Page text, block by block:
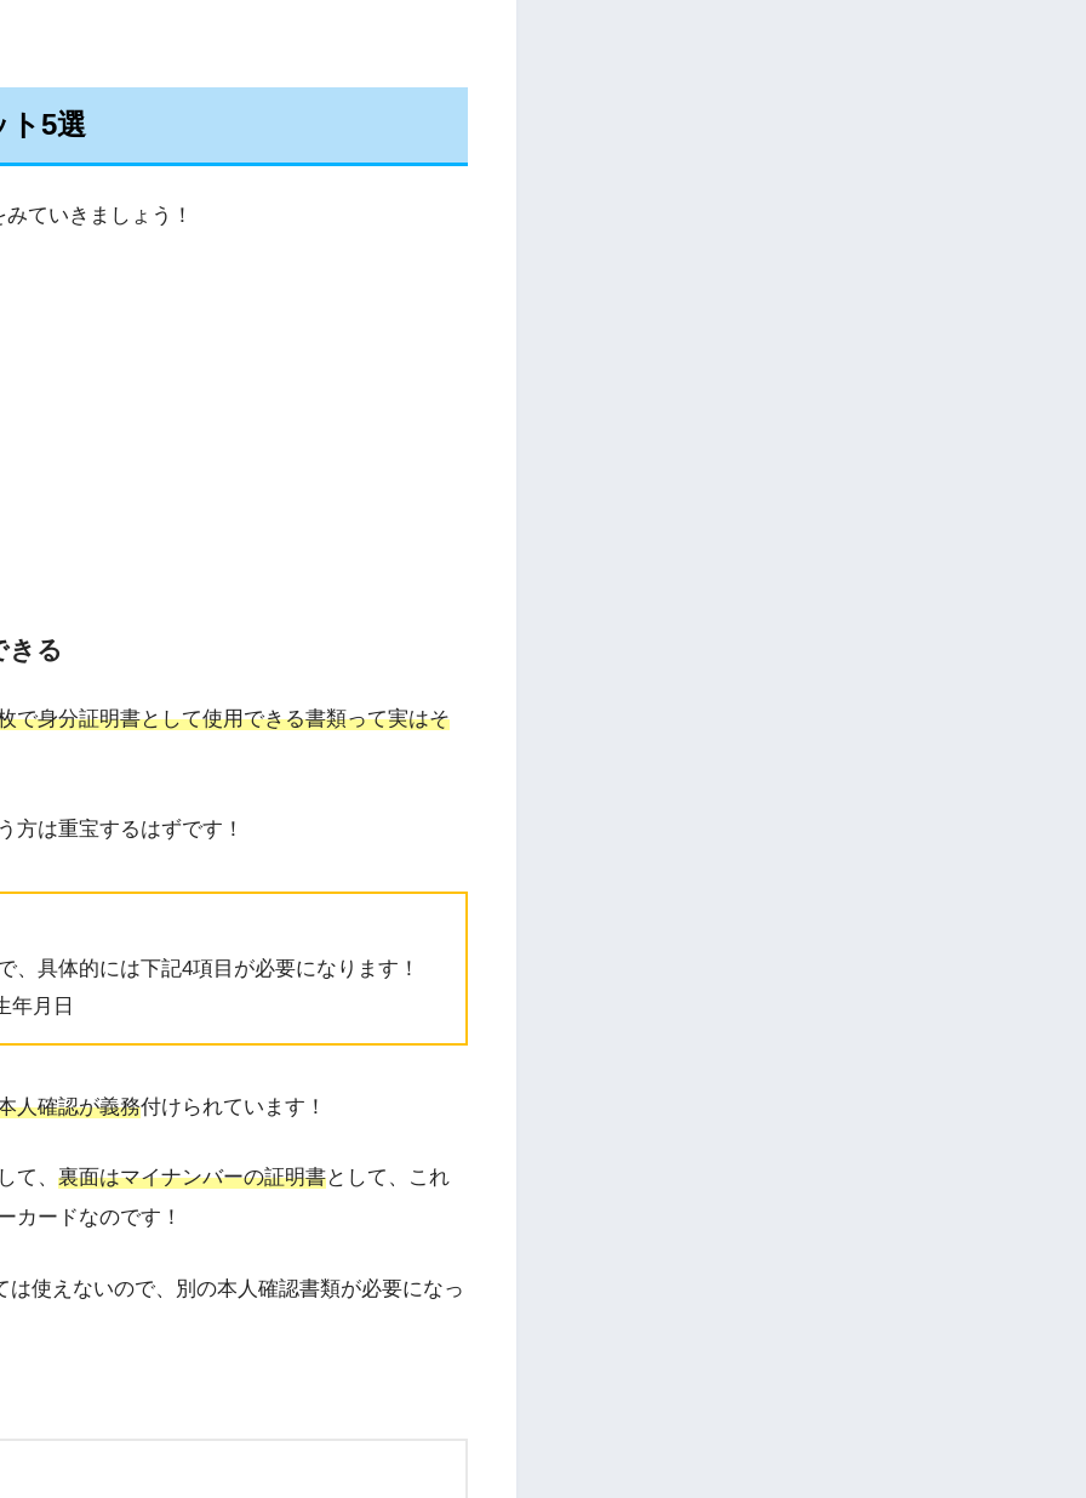
ト5選
みていきましょう！
きる
で身分証明書として使用できる書類って実はそ
方は重宝するはずです！
、具体的には下記4項目が必要になります！
月日
人確認が義務付けられています！
て、 裏面はマイナンバーの証明書として、これ
カードなのです！
使えないので、別の本人確認書類が必要になっ